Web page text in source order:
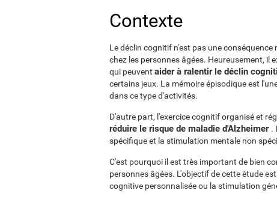
Contexte
Le déclin cognitif n'est pas une
chez les personnes âgées. Heureusement,
qui peuvent aider à ralentir le déclin
certains jeux. La mémoire épisodique est
dans ce type d'activités.
D'autre part, l'exercice cognitif organisé et
réduire le risque de maladie d'Alzheimer .
spécifique et la stimulation mentale non
C'est pourquoi il est très important de bien
personnes âgées. L'objectif de cette étude
cognitive personnalisée ou la stimulation